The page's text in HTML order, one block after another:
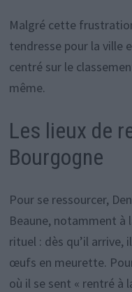
Malgré cette
tendresse pour la ville
centré sur le
même.
Les lieux de
Bourgogne
Pour se ressourcer,
Beaune, notamment à
rituel : dès qu’il arrive,
œufs en meurette.
où il se sent « rentré à